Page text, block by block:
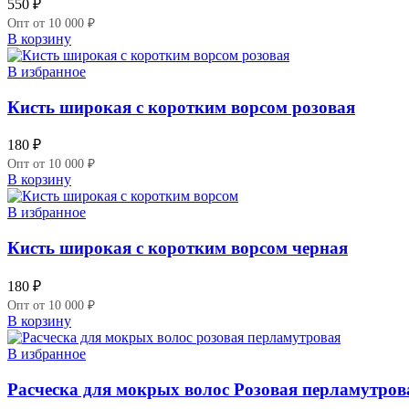
550 ₽
Опт от 10 000 ₽
В корзину
В избранное
Кисть широкая c коротким ворсом розовая
180 ₽
Опт от 10 000 ₽
В корзину
В избранное
Кисть широкая c коротким ворсом черная
180 ₽
Опт от 10 000 ₽
В корзину
В избранное
Расческа для мокрых волос Розовая